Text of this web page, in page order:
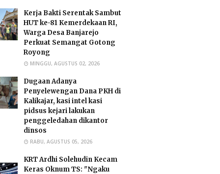
Kerja Bakti Serentak Sambut
HUT ke-81 Kemerdekaan RI,
Warga Desa Banjarejo
Perkuat Semangat Gotong
Royong
MINGGU, AGUSTUS 02, 2026
Dugaan Adanya
Penyelewengan Dana PKH di
Kalikajar, kasi intel kasi
pidsus kejari lakukan
penggeledahan dikantor
dinsos
RABU, AGUSTUS 05, 2026
​KRT Ardhi Solehudin Kecam
Keras Oknum TS: "Ngaku